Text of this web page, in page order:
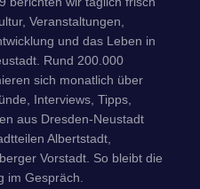
Veranstaltungen,
und das Leben in
Rund 200.000
sich monatlich über
Interviews, Tipps,
aus Dresden-Neustadt
Albertstadt,
Vorstadt. So bleibt die
im Gespräch.